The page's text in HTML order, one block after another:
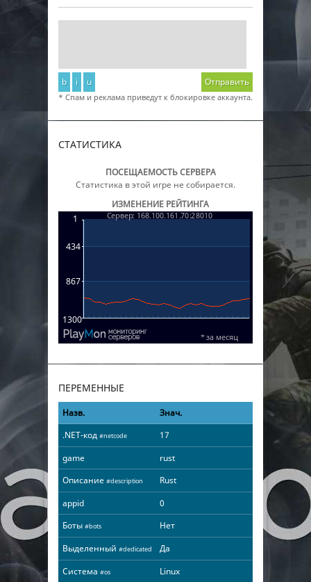
b i u Отправить
* Спам и реклама приведут к блокировке аккаунта.
СТАТИСТИКА
ПОСЕЩАЕМОСТЬ СЕРВЕРА
Статистика в этой игре не собирается.
ИЗМЕНЕНИЕ РЕЙТИНГА
ПЕРЕМЕННЫЕ
Назв.
Знач.
.NET-код #netcode
17
game
rust
Описание #description
Rust
appid
0
Боты #bots
Нет
Выделенный #dedicated
Да
Система #os
Linux